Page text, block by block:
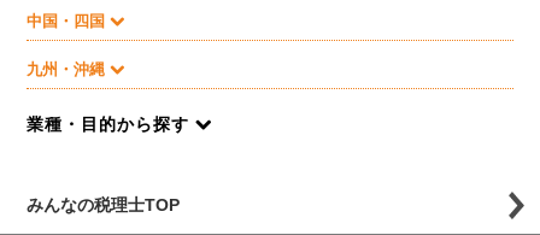
中国・四国
九州・沖縄
業種・目的から探す
みんなの税理士TOP